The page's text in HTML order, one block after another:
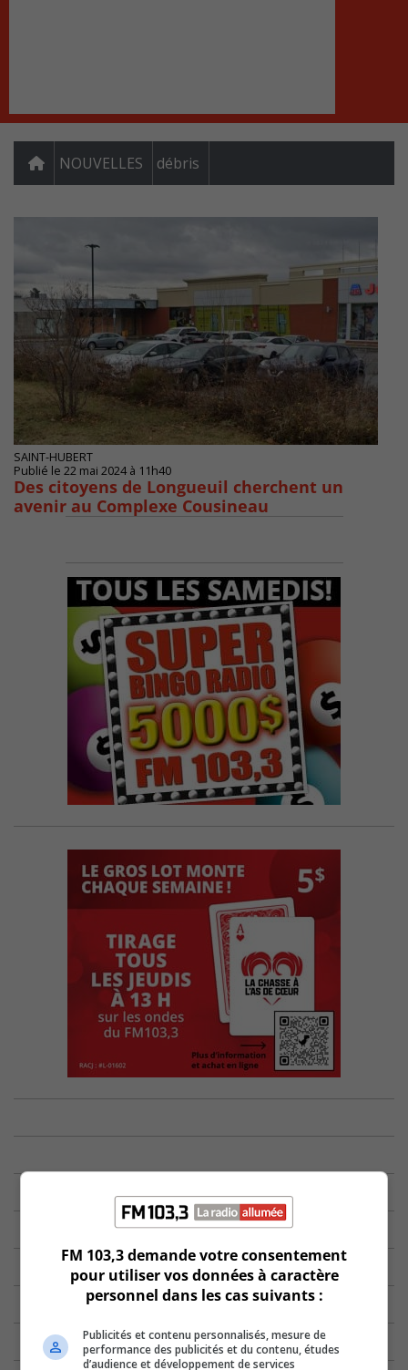
NOUVELLES débris
SAINT-HUBERT
Publié le 22 mai 2024 à 11h40
Des citoyens de Longueuil cherchent un
avenir au Complexe Cousineau
FM 103,3 demande votre consentement
pour utiliser vos données à caractère
personnel dans les cas suivants :
Publicités et contenu personnalisés, mesure de
performance des publicités et du contenu, études
d’audience et développement de services